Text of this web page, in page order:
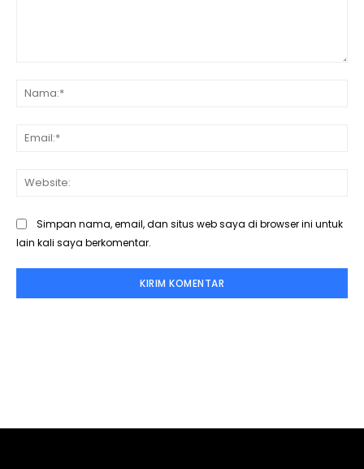
Simpan nama, email, dan situs web saya di browser ini untuk
lain kali saya berkomentar.